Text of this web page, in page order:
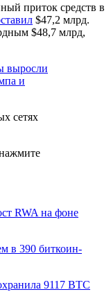
приток средств в
$47,2 млрд.
$48,7 млрд,
выросли
и
сетях
RWA на фоне
в 390 биткоин-
9117 BTC